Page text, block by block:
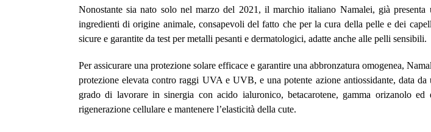
Nonostante sia nato solo nel marzo del 2021, il marchio italiano Namalei, già
ingredienti di origine animale, consapevoli del fatto che per la cura della pelle e dei
sicure e garantite da test per metalli pesanti e dermatologici, adatte anche alle pelli sensibili.
Per assicurare una protezione solare efficace e garantire una abbronzatura omogenea,
protezione elevata contro raggi UVA e UVB, e una potente azione antiossidante, data
grado di lavorare in sinergia con acido ialuronico, betacarotene, gamma orizanolo ed
rigenerazione cellulare e mantenere l’elasticità della cute.